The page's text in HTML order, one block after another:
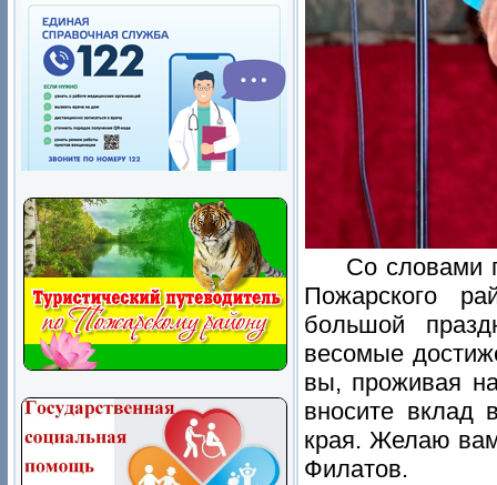
Со словами
Пожарского
большой
весомые
вы, проживая
вносите вклад
края. Желаю
Филатов.